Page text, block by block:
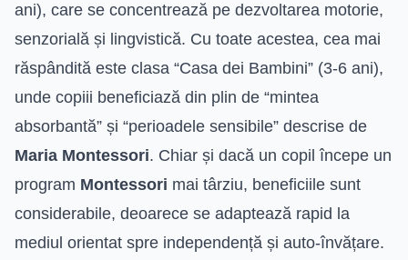
ani), care se concentrează pe dezvoltarea motorie,
senzorială și lingvistică. Cu toate acestea, cea mai
răspândită este clasa “Casa dei Bambini” (3-6 ani),
unde copiii beneficiază din plin de “mintea
absorbantă” și “perioadele sensibile” descrise de
Maria Montessori. Chiar și dacă un copil începe un
program Montessori mai târziu, beneficiile sunt
considerabile, deoarece se adaptează rapid la
mediul orientat spre independență și auto-învățare.